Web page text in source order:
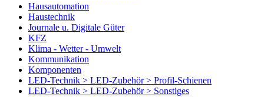
Hausautomation
Haustechnik
Journale u. Digitale Güter
KFZ
Klima - Wetter - Umwelt
Kommunikation
Komponenten
LED-Technik > LED-Zubehör > Profil-Schienen
LED-Technik > LED-Zubehör > Sonstiges